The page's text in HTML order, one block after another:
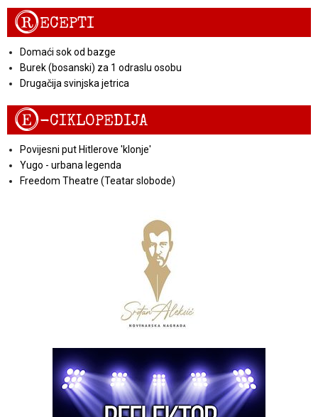
RECEPTI
Domaći sok od bazge
Burek (bosanski) za 1 odraslu osobu
Drugačija svinjska jetrica
E-CIKLOPEDIJA
Povijesni put Hitlerove 'klonje'
Yugo - urbana legenda
Freedom Theatre (Teatar slobode)